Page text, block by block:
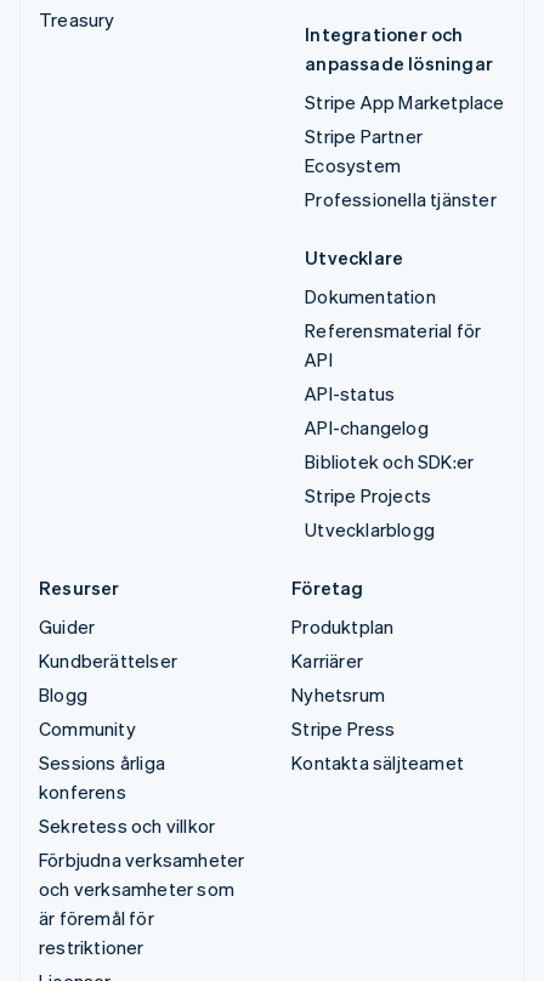
Treasury
Integrationer och
anpassade lösningar
Stripe App Marketplace
Stripe Partner
Ecosystem
Professionella tjänster
Utvecklare
Dokumentation
Referensmaterial för
API
API-status
API-changelog
Bibliotek och SDK:er
Stripe Projects
Utvecklarblogg
Resurser
Guider
Kundberättelser
Blogg
Community
Sessions årliga
konferens
Sekretess och villkor
Förbjudna verksamheter
och verksamheter som
är föremål för
restriktioner
Företag
Produktplan
Karriärer
Nyhetsrum
Stripe Press
Kontakta säljteamet